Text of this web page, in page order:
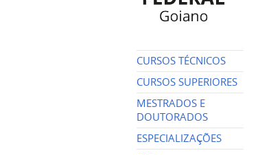
CURSOS TÉCNICOS
CURSOS SUPERIORES
MESTRADOS E
DOUTORADOS
ESPECIALIZAÇÕES